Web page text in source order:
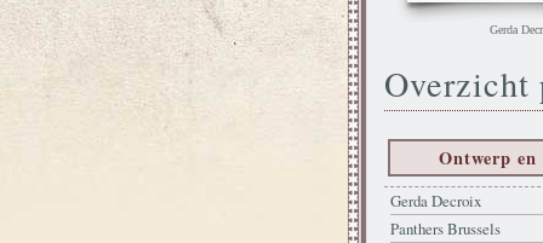
Gerda
Overzicht
Ontwerp en
Gerda Decroix
Panthers Brussels